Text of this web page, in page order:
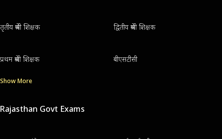
तृतीय श्रेणी शिक्षक द्वितीय श्रेणी शिक्षक
प्रथम श्रेणी शिक्षक बीएसटीसी
Show More
Rajasthan Govt Exams